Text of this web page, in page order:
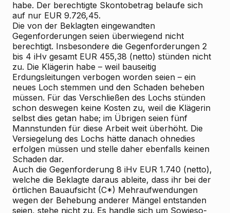
habe. Der berechtigte Skontobetrag belaufe sich
auf nur EUR 9.726,45.
Die von der Beklagten eingewandten
Gegenforderungen seien überwiegend nicht
berechtigt. Insbesondere die Gegenforderungen 2
bis 4 iHv gesamt EUR 455,38 (netto) stünden nicht
zu. Die Klägerin habe – weil bauseitig
Erdungsleitungen verbogen worden seien – ein
neues Loch stemmen und den Schaden beheben
müssen. Für das Verschließen des Lochs stünden
schon deswegen keine Kosten zu, weil die Klägerin
selbst dies getan habe; im Übrigen seien fünf
Mannstunden für diese Arbeit weit überhöht. Die
Versiegelung des Lochs hätte danach ohnedies
erfolgen müssen und stelle daher ebenfalls keinen
Schaden dar.
Auch die Gegenforderung 8 iHv EUR 1.740 (netto),
welche die Beklagte daraus ableite, dass ihr bei der
örtlichen Bauaufsicht (C*) Mehraufwendungen
wegen der Behebung anderer Mängel entstanden
seien, stehe nicht zu. Es handle sich um Sowieso-